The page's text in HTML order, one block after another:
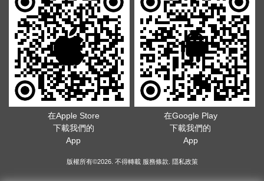
在Apple Store
下載我們的
App
在Google Play
下載我們的
App
版權所有©2026. 不得轉載 服務條款 隱私政策